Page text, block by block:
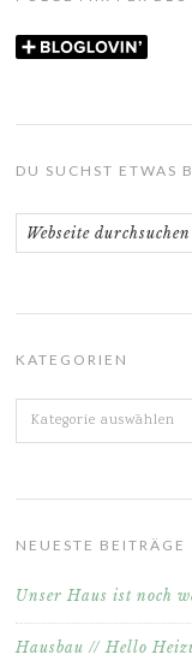
DU SUCHST ETWAS
KATEGORIEN
Kategorien
NEUESTE BEITRÄGE
Unser Haus ist noch
Hausbau // Hello